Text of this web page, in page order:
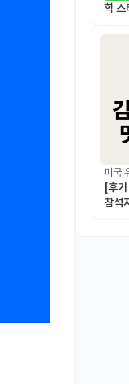
학 스
미국
[후
참석